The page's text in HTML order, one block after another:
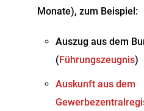
Monate), zum Beispiel:
Auszug aus dem
(Führungszeugnis)
Auskunft aus dem